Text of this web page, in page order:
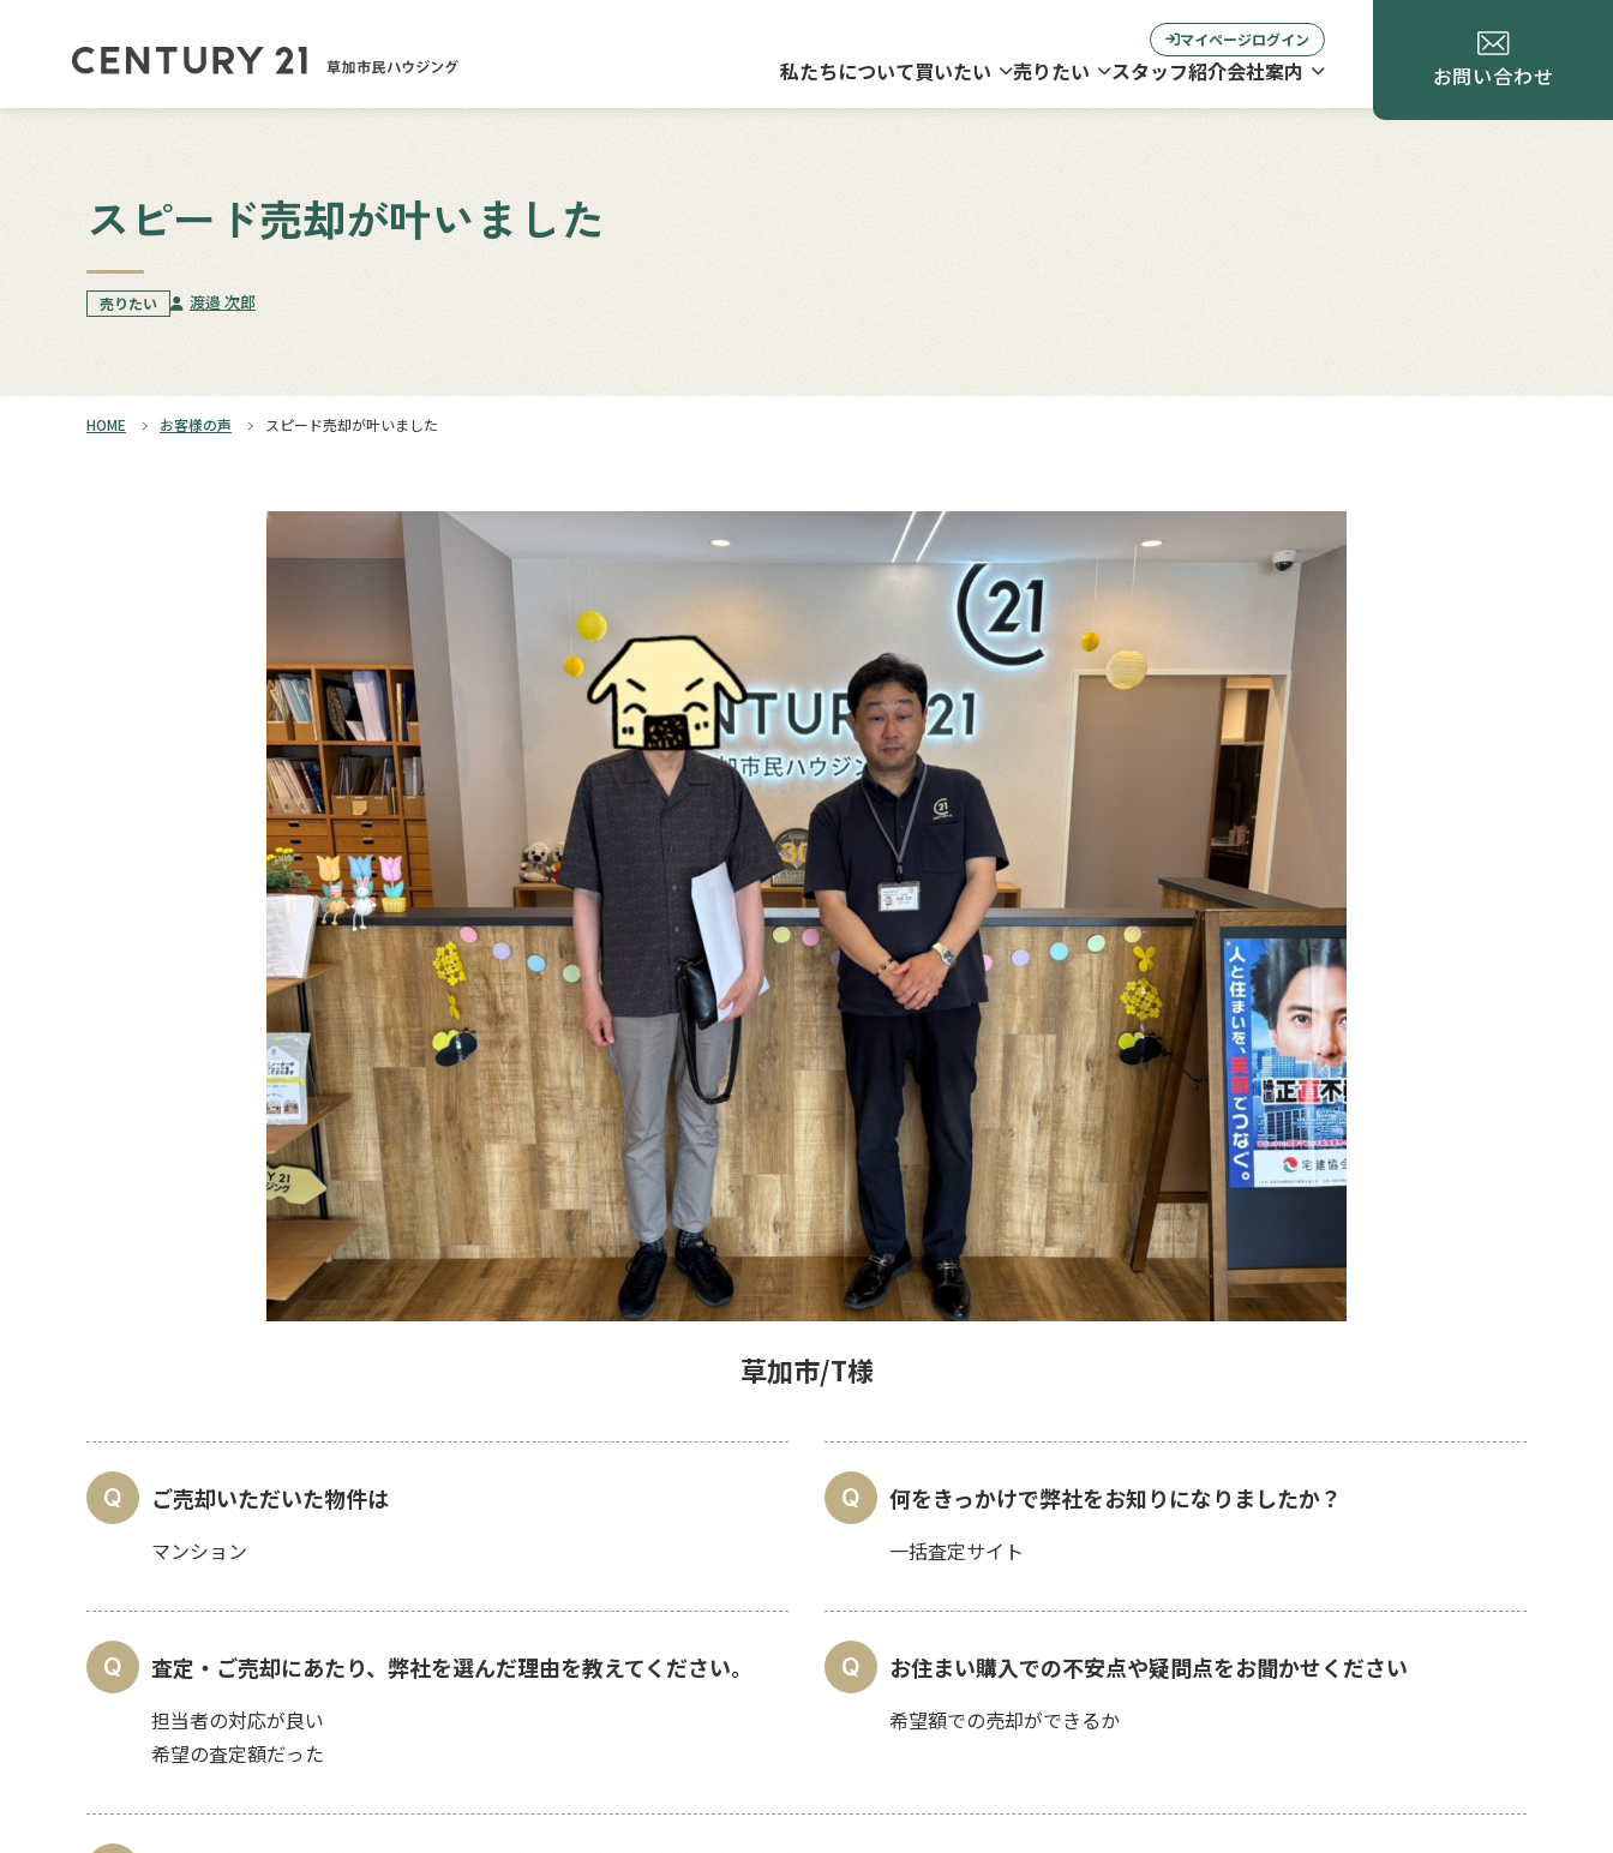
マイページログイン
私たちについて買いたい 売りたい スタッフ紹介会社案内 お問い合わせ
スピード売却が叶いました
売りたい 渡邉 次郎
HOME お客様の声 スピード売却が叶いました
草加市/T様
ご売却いただいた物件は
マンション
何をきっかけで弊社をお知りになりましたか？
一括査定サイト
査定・ご売却にあたり、弊社を選んだ理由を教えてください。
担当者の対応が良い
希望の査定額だった
お住まい購入での不安点や疑問点をお聞かせください
希望額での売却ができるか